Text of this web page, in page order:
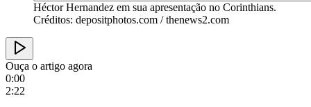
Héctor Hernandez em sua apresentação no Corinthians.
Créditos: depositphotos.com / thenews2.com
Ouça o artigo agora
0:00
2:22